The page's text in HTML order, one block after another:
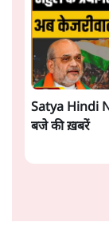
Satya Hindi
बजे की ख़बरें